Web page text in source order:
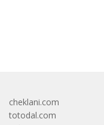
cheklani.com
totodal.com